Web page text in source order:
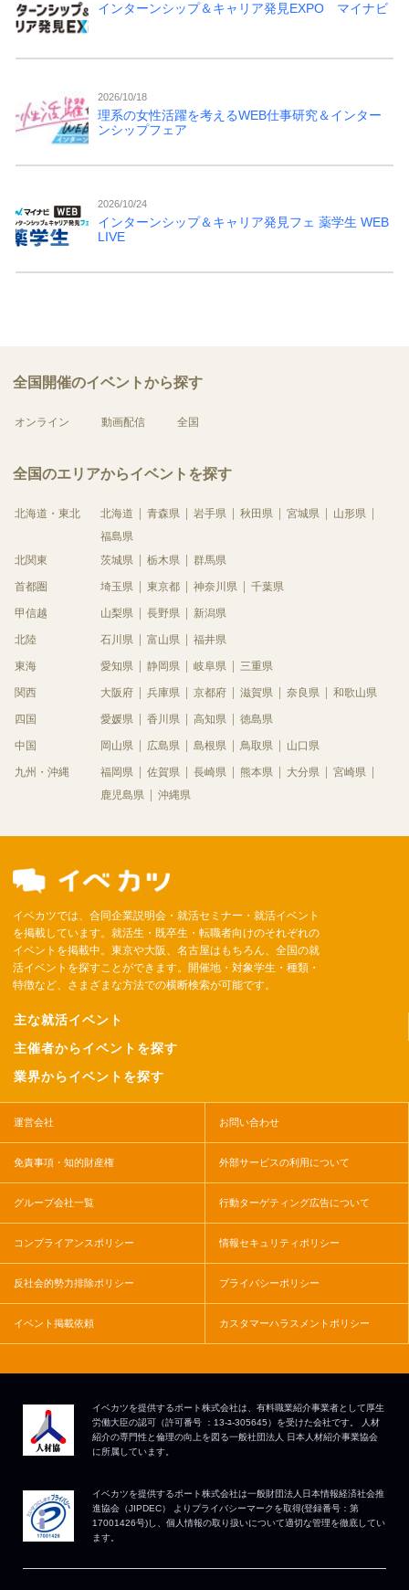
インターンシップ＆キャリア発見EXPO マイナビ
2026/10/18
理系の女性活躍を考えるWEB仕事研究＆インター
ンシップフェア
2026/10/24
インターンシップ＆キャリア発見フェ 薬学生 WEB
LIVE
全国開催のイベントから探す
オンライン 動画配信 全国
全国のエリアからイベントを探す
北海道・東北 北海道 青森県 岩手県 秋田県 宮城県
山形県
福島県
北関東
茨城県 栃木県 群馬県
首都圏 埼玉県 東京都 神奈川県 千葉県
甲信越 山梨県 長野県 新潟県
北陸 石川県 富山県 福井県
東海 愛知県 静岡県 岐阜県 三重県
関西 大阪府 兵庫県 京都府 滋賀県 奈良県 和歌山県
四国 愛媛県 香川県 高知県 徳島県
中国 岡山県 広島県 島根県 鳥取県 山口県
九州・沖縄 福岡県 佐賀県 長崎県 熊本県 大分県
宮崎県
鹿児島県
沖縄県
イベカツでは、合同企業説明会・就活セミナー・就活イベント
を掲載しています。就活生・既卒生・転職者向けのそれぞれの
イベントを掲載中。東京や大阪、名古屋はもちろん、全国の就
活イベントを探すことができます。開催地・対象学生・種類・
特徴など、さまざまな方法での横断検索が可能です。
主な就活イベント
主催者からイベントを探す
業界からイベントを探す
運営会社 お問い合わせ
免責事項・知的財産権 外部サービスの利用について
グループ会社一覧 行動ターゲティング広告について
コンプライアンスポリシー 情報セキュリティポリシー
反社会的勢力排除ポリシー プライバシーポリシー
イベント掲載依頼 カスタマーハラスメントポリシー